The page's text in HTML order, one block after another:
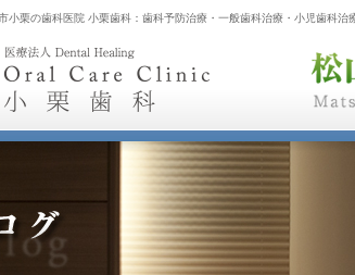
小栗の歯科医院 小栗歯科：歯科予防治療・一般歯科治療・小児歯科